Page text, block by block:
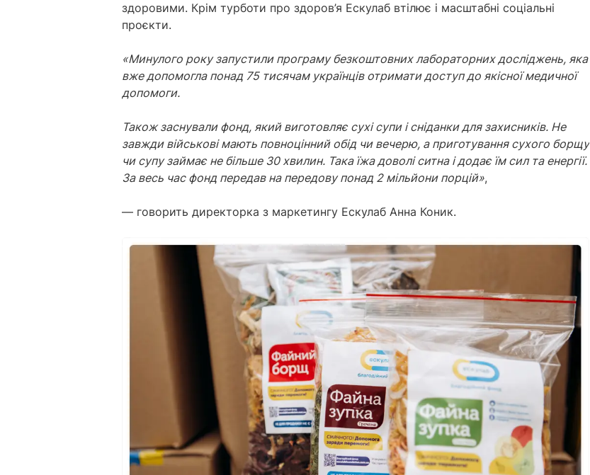
здоровими. Крім турботи про здоров’я Ескулаб втілює і масштабні соціальні
проєкти.
«Минулого року запустили програму безкоштовних лабораторних досліджень, яка
вже допомогла понад 75 тисячам українців отримати доступ до якісної медичної
допомоги.
Також заснували фонд, який виготовляє сухі супи і сніданки для захисників. Не
завжди військові мають повноцінний обід чи вечерю, а приготування сухого борщу
чи супу займає не більше 30 хвилин. Така їжа доволі ситна і додає їм сил та енергії.
За весь час фонд передав на передову понад 2 мільйони порцій»,
— говорить директорка з маркетингу Ескулаб Анна Коник.